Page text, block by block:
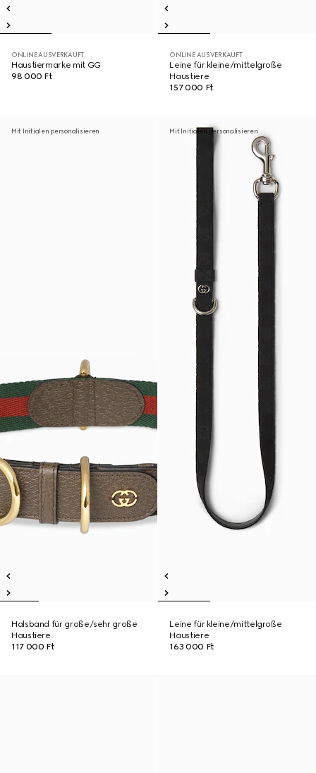
ONLINE AUSVERKAUFT
Haustiermarke mit GG
98 000 Ft
ONLINE AUSVERKAUFT
Leine für kleine/mittelgroße
Haustiere
157 000 Ft
Mit Initialen personalisieren
Halsband für große/sehr große
Haustiere
117 000 Ft
Mit Initialen personalisieren
Leine für kleine/mittelgroße
Haustiere
163 000 Ft